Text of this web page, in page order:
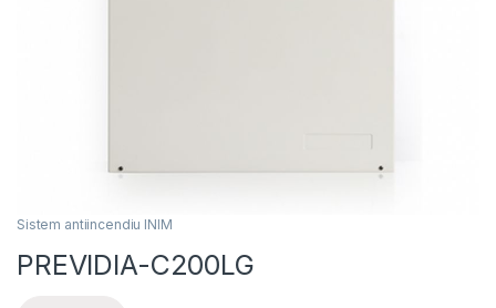
Sistem antiincendiu INIM
PREVIDIA-C200LG